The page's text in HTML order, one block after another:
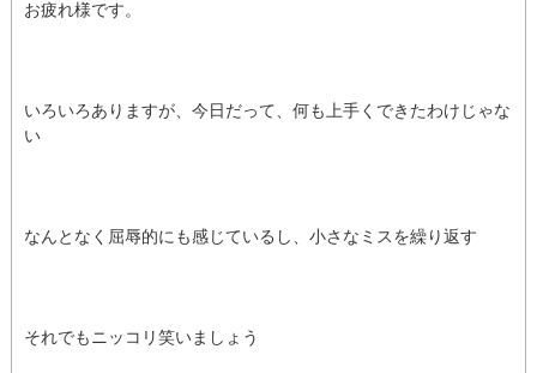
お疲れ様です。
いろいろありますが、今日だって、何も上手くできたわけじゃな
い
なんとなく屈辱的にも感じているし、小さなミスを繰り返す
それでもニッコリ笑いましょう